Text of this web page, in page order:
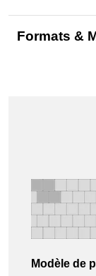
Formats &
Modèle de